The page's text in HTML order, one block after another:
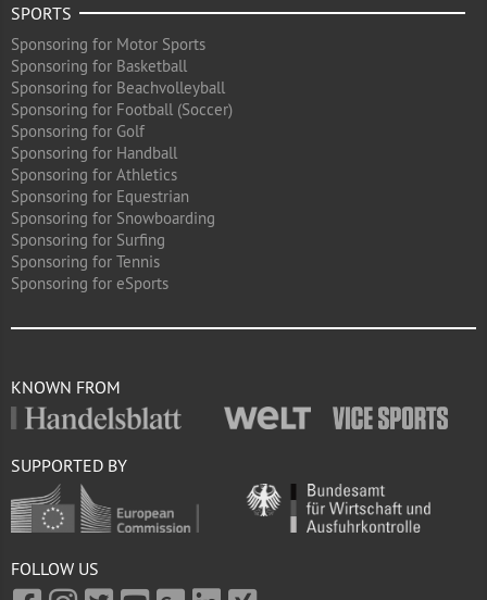
SPORTS
Sponsoring for Motor Sports
Sponsoring for Basketball
Sponsoring for Beachvolleyball
Sponsoring for Football (Soccer)
Sponsoring for Golf
Sponsoring for Handball
Sponsoring for Athletics
Sponsoring for Equestrian
Sponsoring for Snowboarding
Sponsoring for Surfing
Sponsoring for Tennis
Sponsoring for eSports
KNOWN FROM
SUPPORTED BY
FOLLOW US